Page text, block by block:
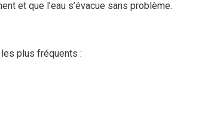
et que l’eau s’évacue sans problème.
plus fréquents :